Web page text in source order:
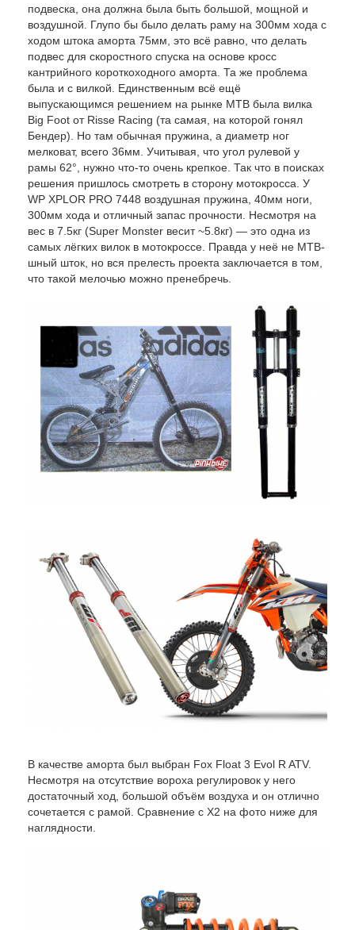
подвеска, она должна была быть большой, мощной и
воздушной. Глупо бы было делать раму на 300мм хода с
ходом штока аморта 75мм, это всё равно, что делать
подвес для скоростного спуска на основе кросс
кантрийного короткоходного аморта. Та же проблема
была и с вилкой. Единственным всё ещё
выпускающимся решением на рынке MTB была вилка
Big Foot от Risse Racing (та самая, на которой гонял
Бендер). Но там обычная пружина, а диаметр ног
мелковат, всего 36мм. Учитывая, что угол рулевой у
рамы 62°, нужно что-то очень крепкое. Так что в поисках
решения пришлось смотреть в сторону мотокросса. У
WP XPLOR PRO 7448 воздушная пружина, 40мм ноги,
300мм хода и отличный запас прочности. Несмотря на
вес в 7.5кг (Super Monster весит ~5.8кг) — это одна из
самых лёгких вилок в мотокроссе. Правда у неё не MTB-
шный шток, но вся прелесть проекта заключается в том,
что такой мелочью можно пренебречь.
В качестве аморта был выбран Fox Float 3 Evol R ATV.
Несмотря на отсутствие вороха регулировок у него
достаточный ход, большой объём воздуха и он отлично
сочетается с рамой. Сравнение с X2 на фото ниже для
наглядности.